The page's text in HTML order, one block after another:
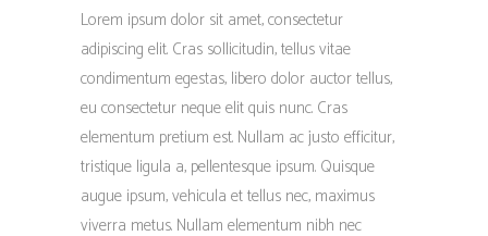
Lorem ipsum dolor sit amet, consectetur
adipiscing elit. Cras sollicitudin, tellus vitae
condimentum egestas, libero dolor auctor tellus,
eu consectetur neque elit quis nunc. Cras
elementum pretium est. Nullam ac justo efficitur,
tristique ligula a, pellentesque ipsum. Quisque
augue ipsum, vehicula et tellus nec, maximus
viverra metus. Nullam elementum nibh nec